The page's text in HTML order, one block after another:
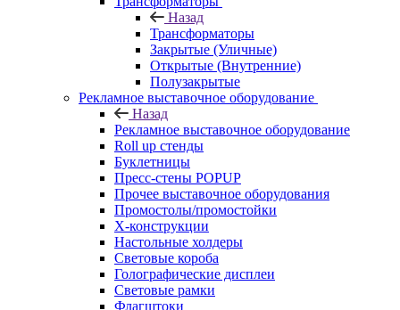
Назад
Трансформаторы
Закрытые (Уличные)
Открытые (Внутренние)
Полузакрытые
Рекламное выставочное оборудование
Назад
Рекламное выставочное оборудование
Roll up стенды
Буклетницы
Пресс-стены POPUP
Прочее выставочное оборудования
Промостолы/промостойки
Х-конструкции
Настольные холдеры
Световые короба
Голографические дисплеи
Световые рамки
Флагштоки